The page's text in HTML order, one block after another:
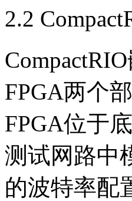
2.2
FPGA两个
FPGA位于
测试网路中
的波特率配